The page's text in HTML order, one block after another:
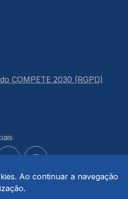
Ao continuar a navegação
COMPETE 2030 (RGPD)